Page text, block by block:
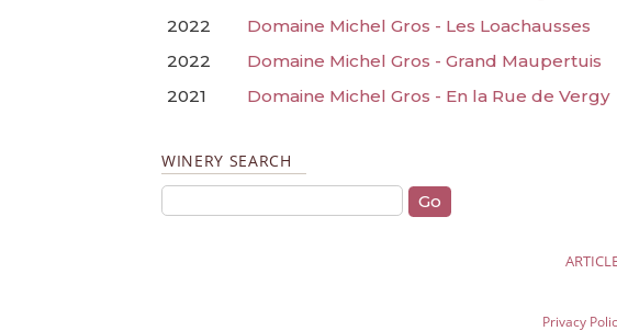
2022
Domaine Michel Gros - Les Loachausses
2022
Domaine Michel Gros - Grand Maupertuis
2021
Domaine Michel Gros - En la Rue de Vergy
WINERY SEARCH
Privacy